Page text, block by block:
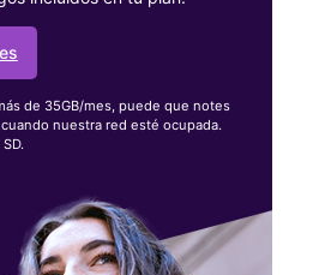
de 35GB/mes, puede que notes
nuestra red esté ocupada.